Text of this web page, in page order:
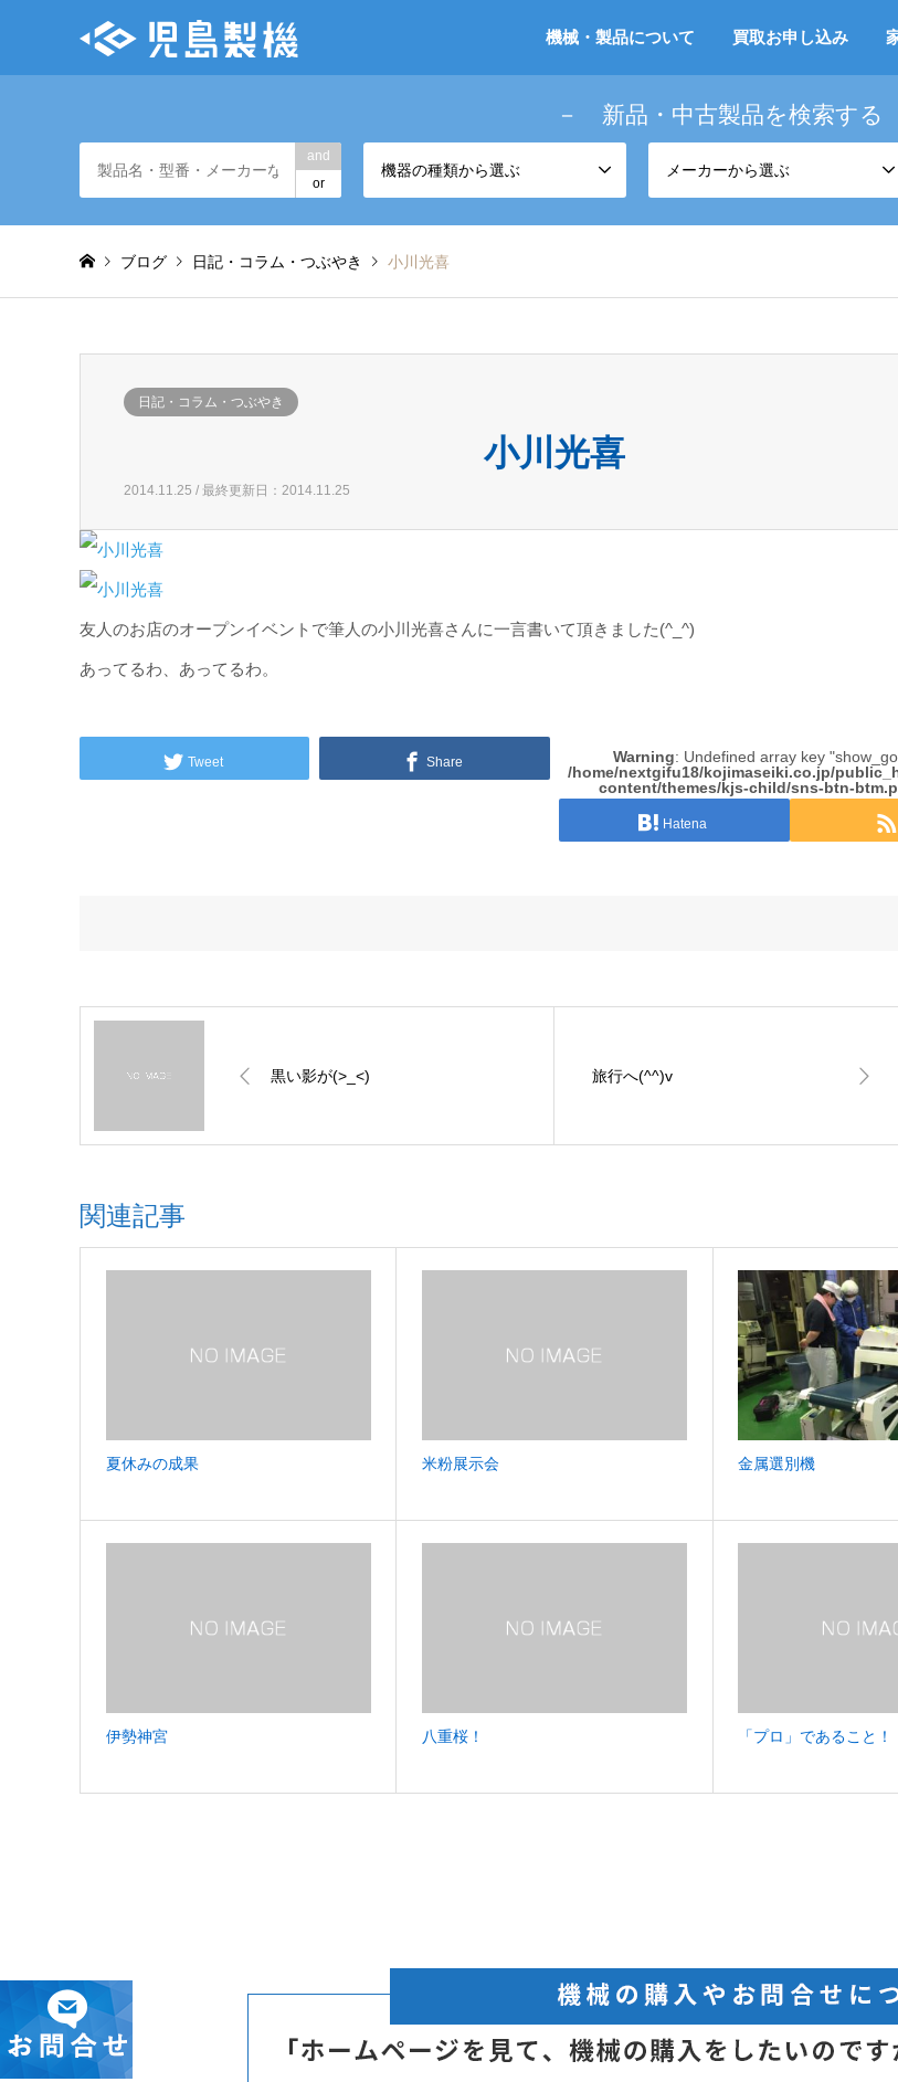
機械・製品について 買取お申し込み
－ 新品・中古製品を検索する
and
or
機器の種類から選ぶ メーカーから選ぶ
ブログ 日記・コラム・つぶやき 小川光喜
日記・コラム・つぶやき
小川光喜
2014.11.25 / 最終更新日：2014.11.25
友人のお店のオープンイベントで筆人の小川光喜さんに一言書いて頂きました(^_^)
あってるわ、あってるわ。
Tweet Share Warning: Undefined array key
/home/nextgifu18/kojimaseiki.co.jp/
content/themes/kjs-child/sns-btn-
Hatena
黒い影が(>_<) 旅行へ(^^)v
関連記事
夏休みの成果 米粉展示会 金属選別機
伊勢神宮 八重桜！ 「プロ」であること！